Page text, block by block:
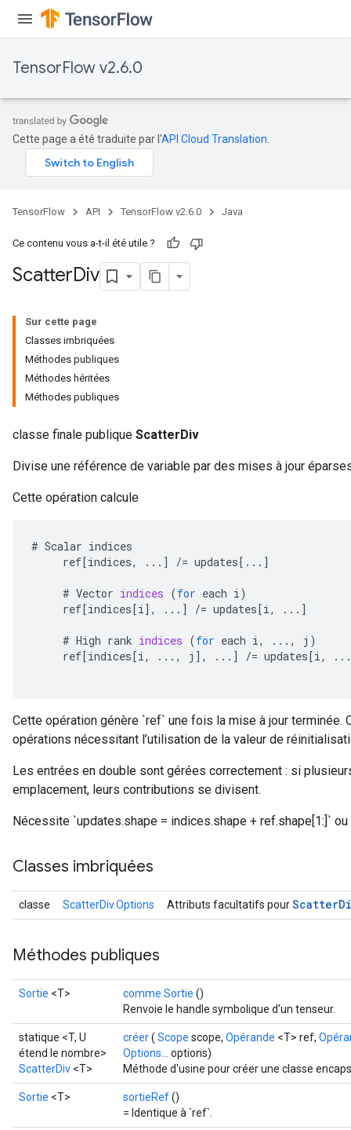
TensorFlow v2.6.0
Cette page a été traduite par l'API Cloud Translation
TensorFlow API TensorFlow v2.6.0 Java
Ce contenu vous a-t-il été utile ?
ScatterDiv
Sur cette page
Classes imbriquées
Méthodes publiques
Méthodes héritées
Méthodes publiques
classe finale publique ScatterDiv
Divise une référence de variable par des mises à jour
Cette opération calcule
# Scalar indices
ref[indices, ... ] /= updates[ ... ]
# Vector indices (for each i)
ref[indices[i] , ... ] /= updates[i, ... ]
# High rank indices (for each i, ..., j )
ref[indices[i, ..., j ] , ... ] /= updates[i,
Cette opération génère `ref` une fois la mise à jour terminée.
opérations nécessitant l’utilisation de la valeur de
Les entrées en double sont gérées correctement : si
emplacement, leurs contributions se divisent.
Nécessite `updates.shape = indices.shape + ref.shape[1:]` ou
Classes imbriquées
classe ScatterDiv.Options Attributs facultatifs pourScatter
Méthodes publiques
Sortie <T> comme Sortie ()
Renvoie le handle symbolique d'un tenseur.
statique <T, U
étend le nombre>
ScatterDiv <T>
créer( Scope scope, Opérande <T> ref,
Options...
options)
Méthode d'usine pour créer une classe
Sortie <T> sortieRef()
= Identique à `ref`.